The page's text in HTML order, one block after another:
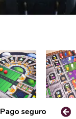
Pago seguro